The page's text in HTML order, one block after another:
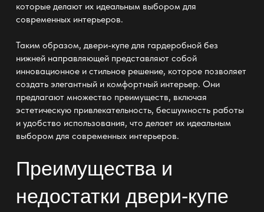
которые делают их идеальным выбором для
современных интерьеров.
Таким образом, двери-купе для гардеробной без
нижней направляющей представляют собой
инновационное и стильное решение, которое позволяет
создать элегантный и комфортный интерьер. Они
предлагают множество преимуществ, включая
эстетическую привлекательность, бесшумность работы
и удобство использования, что делает их идеальным
выбором для современных интерьеров.
Преимущества и
недостатки двери-купе